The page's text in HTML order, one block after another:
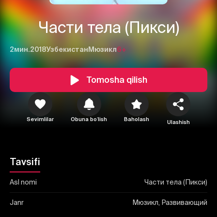
Части тела (Пикси)
2мин.2018Узбекистан Мюзикл6+
Tomosha qilish
Sevimlilar Obuna boʻlish Baholash Ulashish
Tavsifi
Asl nomi Части тела (Пикси)
Janr Мюзикл, Развивающий
1 2
Yuborish